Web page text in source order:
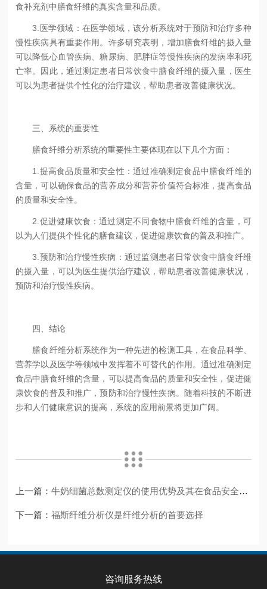
食补充剂中膳食纤维的真实含量和品质。
3.医学领域：在医学领域，该分析系统对于预防和治疗多种
慢性疾病具有重要作用。许多研究表明，增加膳食纤维的摄入量
可以降低心血管疾病、糖尿病、肥胖症等慢性疾病的发病率和死
亡率。因此，通过测定患者日常饮食中膳食纤维的摄入量，医生
可以为患者提供个性化的治疗建议，帮助患者改善健康状况。
三、系统的重要性
膳食纤维分析系统的重要性主要体现在以下几个方面：
1.提高食品质量和安全性：通过准确测定食品中膳食纤维的
含量，可以确保食品的营养成分和营养价值符合标准，提高食品
的质量和安全性。
2.促进健康饮食：通过测定不同食物中膳食纤维的含量，可
以为人们提供个性化的膳食建议，促进健康饮食的普及和推广。
3.预防和治疗慢性疾病：通过监测患者日常饮食中膳食纤维
的摄入量，可以为医生提供治疗建议，帮助患者改善健康状况，
预防和治疗慢性疾病。
四、结论
膳食纤维分析系统作为一种先进的检测工具，在食品科学、
营养学以及医学等领域中发挥着不可替代的作用。通过准确测定
食品中膳食纤维的含量，可以提高食品的质量和安全性，促进健
康饮食的普及和推广，预防和治疗慢性疾病。随着科技的不断进
步和人们健康意识的提高，系统的应用前景将更加广阔。
上一篇：牛奶细菌总数测定仪的使用优势及其在食品安全领域的重要性
下一篇：福斯纤维分析仪是纤维分析的首要选择
咨询服务热线